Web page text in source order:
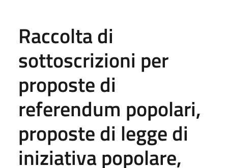
Raccolta di
sottoscrizioni per
proposte di
referendum popolari,
proposte di legge di
iniziativa popolare,